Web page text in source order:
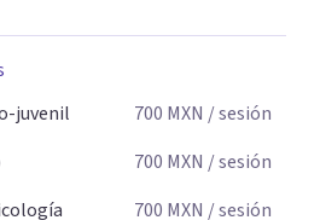
juvenil
700 MXN / sesión
700 MXN / sesión
700 MXN / sesión